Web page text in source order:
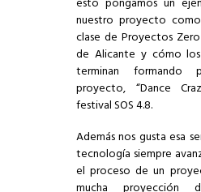
nuestro proyecto
clase de Proyectos
de Alicante y cómo los
terminan
proyecto, “Dance
festival SOS 4.8.
Además nos gusta esa
tecnología siempre
el proceso de un